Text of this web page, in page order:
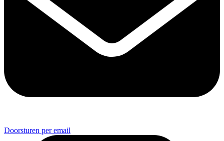
Doorsturen per email